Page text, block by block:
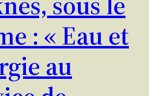
: « Eau et
au